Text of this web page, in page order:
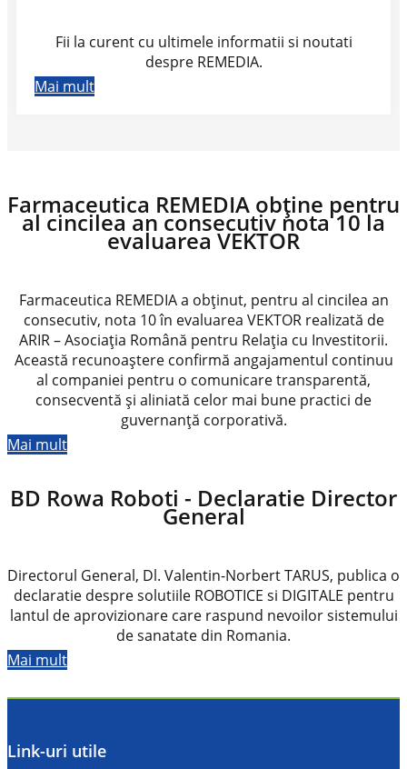
Fii la curent cu ultimele informatii si noutati
despre REMEDIA.
Mai mult
Farmaceutica REMEDIA obține pentru
al cincilea an consecutiv nota 10 la
evaluarea VEKTOR
Farmaceutica REMEDIA a obținut, pentru al cincilea an
consecutiv, nota 10 în evaluarea VEKTOR realizată de
ARIR – Asociația Română pentru Relația cu Investitorii.
Această recunoaștere confirmă angajamentul continuu
al companiei pentru o comunicare transparentă,
consecventă și aliniată celor mai bune practici de
guvernanță corporativă.
Mai mult
BD Rowa Roboti - Declaratie Director
General
Directorul General, Dl. Valentin-Norbert TARUS, publica o
declaratie despre solutiile ROBOTICE si DIGITALE pentru
lantul de aprovizionare care raspund nevoilor sistemului
de sanatate din Romania.
Mai mult
Link-uri utile